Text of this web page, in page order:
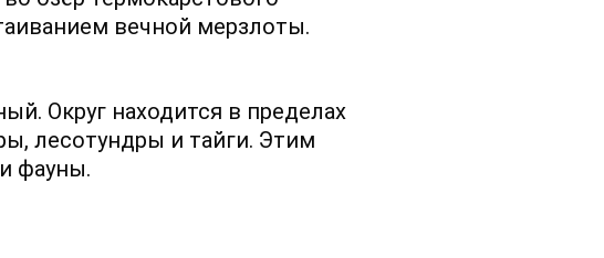
вечной мерзлоты.
Округ находится в пределах
лесотундры и тайги. Этим
фауны.